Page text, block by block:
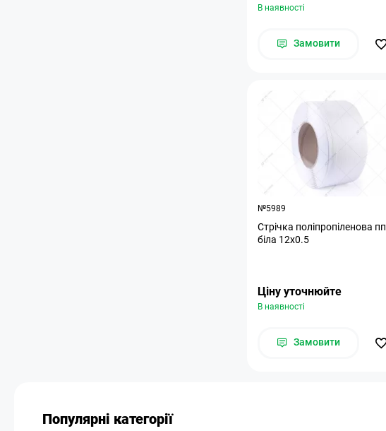
В наявності
Замовити
№5989
Стрічка поліпропіленова пп
біла 12х0.5
Ціну уточнюйте
В наявності
Замовити
Популярні категорії